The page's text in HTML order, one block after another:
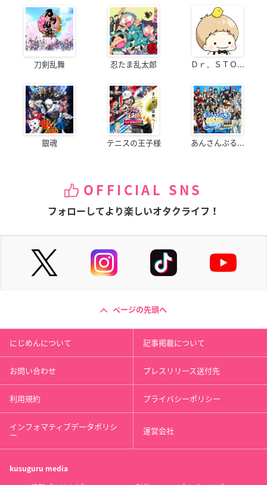
刀剣乱舞 忍たま乱太郎 Ｄｒ．ＳＴＯ...
銀魂 テニスの王子様 あんさんぶる...
OFFICIAL SNS
フォローしてより楽しいオタクライフ！
ページの先頭へ
にじめんについて 記事掲載について
お問い合わせ プレスリリース送付先
利用規約 プライバシーポリシー
インフォマティブデータポリシ
ー 運営会社
kusuguru media